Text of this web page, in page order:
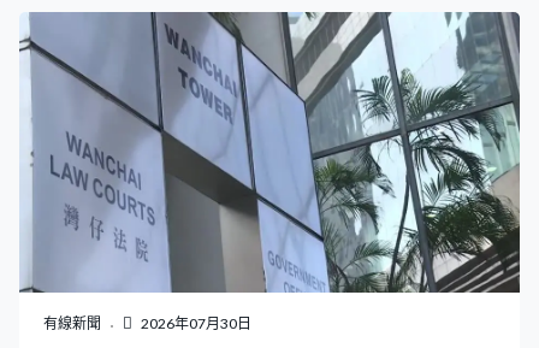
上市前的最後一輪融資。公司計劃今個月內完成剝離紅籌
架構的工作，及早落實來港集資的程序。
有線新聞 2026年07月30日